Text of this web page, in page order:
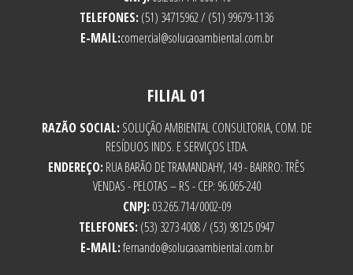
TELEFONES: (51) 34715962 / (51) 99679-1136
E-MAIL:comercial@solucaoambiental.com.br
FILIAL 01
RAZÃO SOCIAL: SOLUÇÃO AMBIENTAL CONSULTORIA, COM. DE
RESÍDUOS INDS. E SERVIÇOS LTDA.
ENDEREÇO: RUA BARÃO DE TRAMANDAHY, 149 - BAIRRO: TRÊS
VENDAS - PELOTAS – RS - CEP: 96.065-240
CNPJ: 03.265.714/0002-09
TELEFONES: (53) 3273 4008 / (53) 98125 0947
E-MAIL:fernando@solucaoambiental.com.br